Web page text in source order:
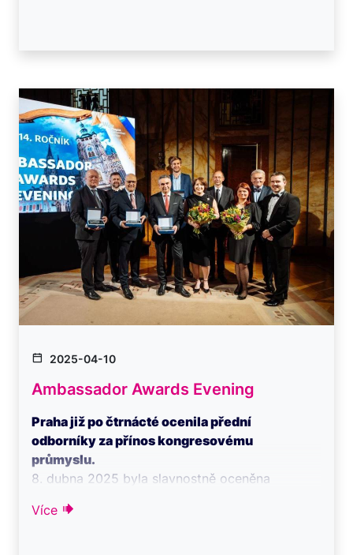
2025-04-10
Ambassador Awards Evening
Praha již po čtrnácté ocenila přední
odborníky za přínos kongresovému
průmyslu.
8. dubna 2025 byla slavnostně oceněna
Více